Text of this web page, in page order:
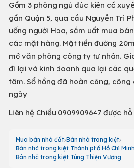
Gồm 3 phòng ngủ đúc kiên cố
gần Quận 5, qua cầu Nguyễn Tri
uống người Hoa, sầm uất mua
các mặt hàng. Mặt tiền đường
mở văn phòng công ty tư nhân.
đi lại và kinh doanh qua lại các
tâm. Sổ hồng đã hoàn công, công
ngày
Liên hệ Chiều 0909909647 được
Mua bán nhà đất Bán nhà trong kiệt
Bán nhà trong kiệt Thành phố Hồ Chí Minh
Bán nhà trong kiệt Tùng Thiện Vương